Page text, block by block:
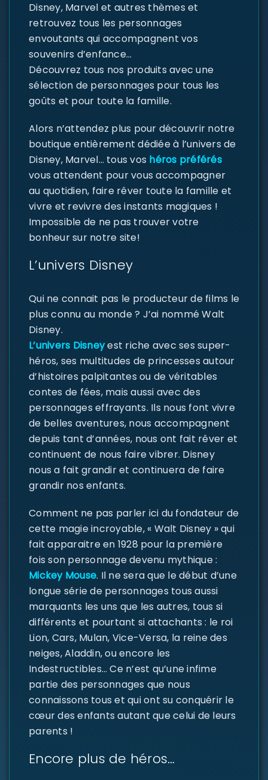
CONNECTER
ou e-mail
Disney, Marvel et autres thèmes et
retrouvez tous les personnages
envoutants qui accompagnent vos
souvenirs d’enfance…
Découvrez tous nos produits avec une
sélection de personnages pour tous les
goûts et pour toute la famille.
Alors n’attendez plus pour découvrir notre
boutique entièrement dédiée à l’univers de
Disney, Marvel… tous vos héros préférés
vous attendent pour vous accompagner
au quotidien, faire rêver toute la famille et
vivre et revivre des instants magiques !
Impossible de ne pas trouver votre
bonheur sur notre site!
L’univers Disney
Qui ne connait pas le producteur de films le
plus connu au monde ? J’ai nommé Walt
Disney.
L’univers Disneyest riche avec ses super-
héros, ses multitudes de princesses autour
d’histoires palpitantes ou de véritables
contes de fées, mais aussi avec des
personnages effrayants. Ils nous font vivre
de belles aventures, nous accompagnent
depuis tant d’années, nous ont fait rêver et
continuent de nous faire vibrer. Disney
nous a fait grandir et continuera de faire
grandir nos enfants.
Comment ne pas parler ici du fondateur de
cette magie incroyable, « Walt Disney » qui
fait apparaitre en 1928 pour la première
fois son personnage devenu mythique :
Mickey Mouse. Il ne sera que le début d’une
longue série de personnages tous aussi
marquants les uns que les autres, tous si
différents et pourtant si attachants : le roi
Lion, Cars, Mulan, Vice-Versa, la reine des
neiges, Aladdin, ou encore les
Indestructibles… Ce n’est qu’une infime
partie des personnages que nous
connaissons tous et qui ont su conquérir le
cœur des enfants autant que celui de leurs
parents !
Encore plus de héros…